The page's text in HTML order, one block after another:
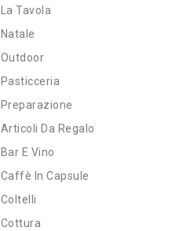
La Tavola
Natale
Outdoor
Pasticceria
Preparazione
Articoli Da Regalo
Bar E Vino
Caffè In Capsule
Coltelli
Cottura